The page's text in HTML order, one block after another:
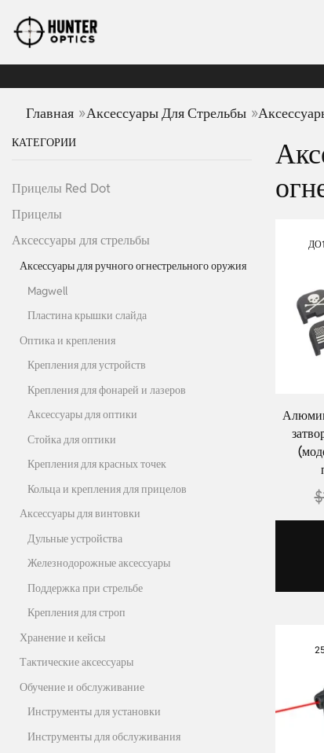
Главная »Аксессуары Для Стрельбы »
ДО
$
КАТЕГОРИИ
Прицелы Red Dot
Прицелы
Аксессуары для стрельбы
Аксессуары для ручного огнестрельного оружия
Magwell
Пластина крышки слайда
Оптика и крепления
Крепления для устройств
Крепления для фонарей и лазеров
Аксессуары для оптики
Стойка для оптики
Крепления для красных точек
Кольца и крепления для прицелов
Аксессуары для винтовки
Дульные устройства
Железнодорожные аксессуары
Поддержка при стрельбе
Крепления для строп
Хранение и кейсы
Тактические аксессуары
Обучение и обслуживание
Инструменты для установки
Инструменты для обслуживания